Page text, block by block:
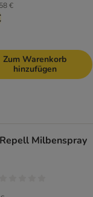
€
Zum Warenkorb
hinzufügen
Milbenspray